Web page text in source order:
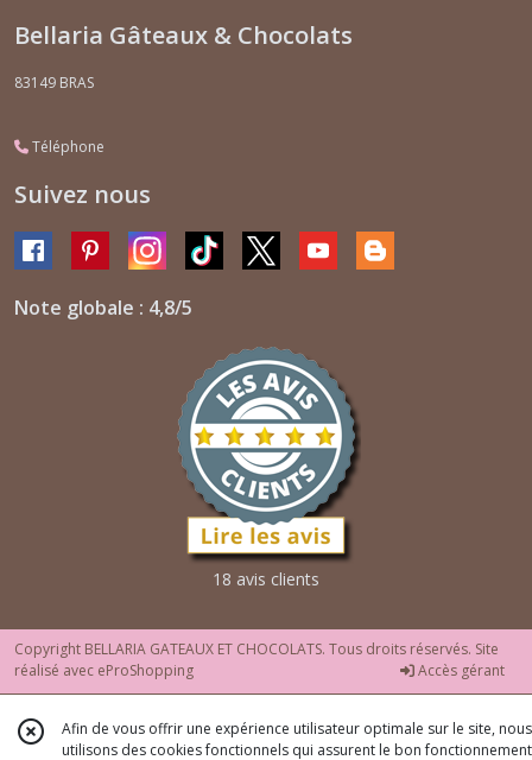
Bellaria Gâteaux & Chocolats
83149 BRAS
Téléphone
Suivez nous
Note globale : 4,8/5
18 avis clients
Copyright BELLARIA GATEAUX ET CHOCOLATS. Tous droits réservés. Site
réalisé avec eProShopping Accès gérant
Afin de vous offrir une expérience utilisateur optimale sur le site, nous
utilisons des cookies fonctionnels qui assurent le bon fonctionnement